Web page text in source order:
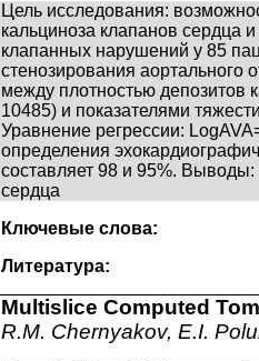
Цель исследования:
кальциноза клапанов сердца
клапанных нарушений у 85
стенозирования аортального
между плотностью депозитов
10485) и показателями
Уравнение регрессии:
определения
составляет 98 и 95%. Выводы:
сердца
Ключевые слова:
Литература:
Multislice Computed
R.M. Chernyakov, E.I.